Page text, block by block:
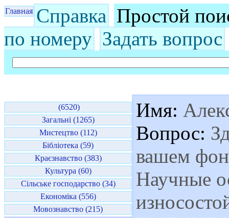
Главная Справка Простой
по номеру Задать вопрос
(6520)
Загальні (1265)
Мистецтво (112)
Бібліотека (59)
Краєзнавство (383)
Культура (60)
Сільське господарство (34)
Економіка (556)
Мовознавство (215)
Имя:
Вопрос:
вашем
Научные